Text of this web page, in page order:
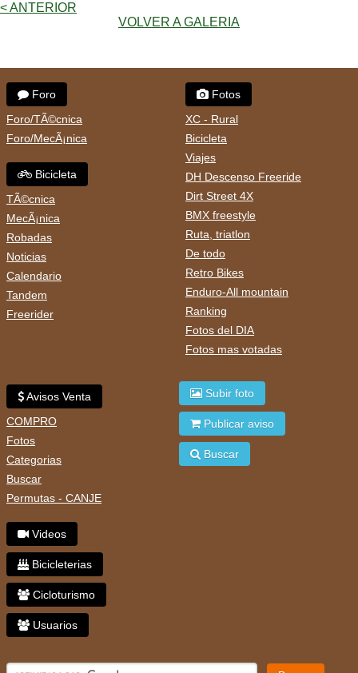
< ANTERIOR
VOLVER A GALERIA
Foro
Foro/TÃ©cnica
Foro/MecÃ¡nica
Bicicleta
TÃ©cnica
MecÃ¡nica
Robadas
Noticias
Calendario
Tandem
Freerider
Fotos
XC - Rural
Bicicleta
Viajes
DH Descenso Freeride
Dirt Street 4X
BMX freestyle
Ruta, triatlon
De todo
Retro Bikes
Enduro-All mountain
Ranking
Fotos del DIA
Fotos mas votadas
Avisos Venta
COMPRO
Fotos
Categorias
Buscar
Permutas - CANJE
Videos
Bicicleterias
Cicloturismo
Usuarios
Subir foto
Publicar aviso
Buscar